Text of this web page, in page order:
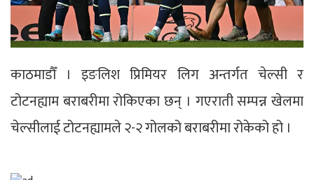
काठमाडौँ । इङलिश प्रिमियर लिग अन्तर्गत चेल्सी र
टोटनह्याम बराबरीमा रोकिएका छन् । गएराती सम्पन्न खेलमा
चेल्सीलाई टोटनह्यामले २-२ गोलको बराबरीमा रोकेको हो ।